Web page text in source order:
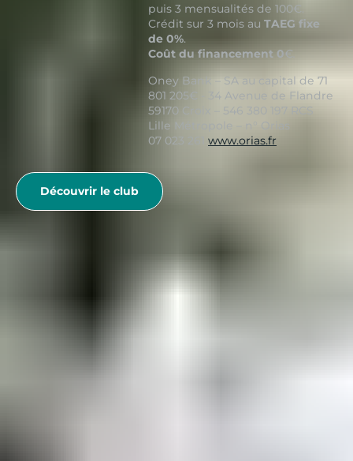
puis 3 mensualités de 100€.
Crédit sur 3 mois au TAEG fixe
de 0%.
Coût du financement 0€.
Oney Bank – SA au capital de 71
801 205€ - 34 Avenue de Flandre
59170 Croix – 546 380 197 RCS
Lille Métropole – n° Orias
07 023 261 www.orias.fr
Découvrir le club
Voir plus
Belambra Clubs -
Qualité et petits prix